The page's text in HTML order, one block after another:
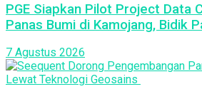
PGE Siapkan Pilot Project Data
Panas Bumi di Kamojang, Bidik
7 Agustus 2026